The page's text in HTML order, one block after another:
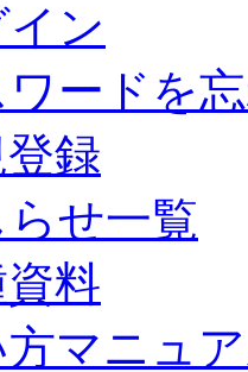
ン
ードを
録
せ一覧
料
マニュ